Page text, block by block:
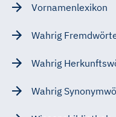
Vornamenlexikon
Wahrig
Wahrig
Wahrig